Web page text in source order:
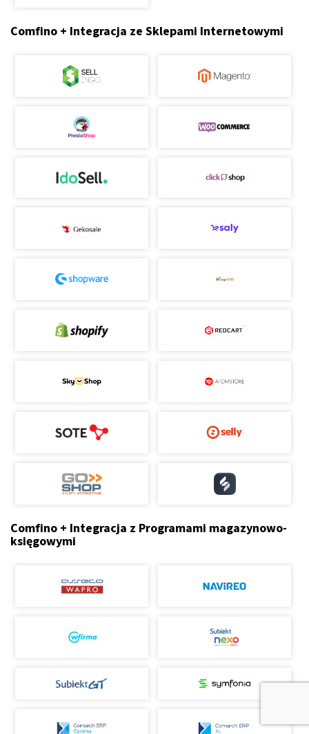
Comfino + Integracja ze Sklepami Internetowymi
Comfino + Integracja z Programami magazynowo-
księgowymi